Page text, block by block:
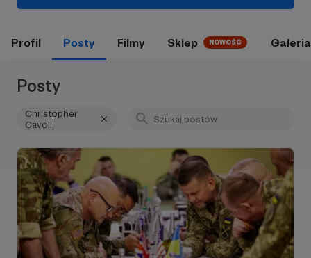
Profil Posty Filmy Sklep NOWOŚĆ Galeria
Posty
Christopher
Cavoli